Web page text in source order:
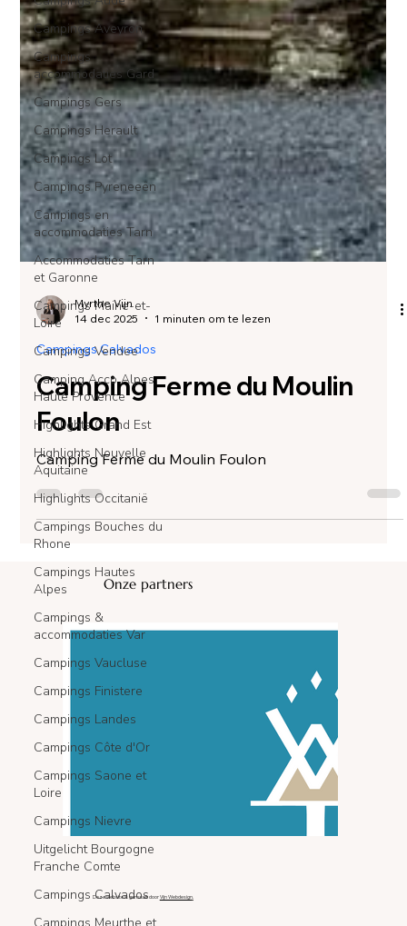
Campings Aveyron
Campings
accommodaties Gard
Campings Gers
Campings Herault
Campings Lot
Campings Pyreneeën
Campings en
accommodaties Tarn
Accommodaties Tarn
et Garonne
Campings Maine-et-
Loire
Campings Vendee
Camping Acco Alpes
Haute Provence
Highlights Grand Est
Highlights Nouvelle
Aquitaine
Highlights Occitanië
Campings Bouches du
Rhone
Campings Hautes
Alpes
Campings &
accommodaties Var
Campings Vaucluse
Campings Finistere
Campings Landes
Campings Côte d'Or
Campings Saone et
Loire
Campings Nievre
Uitgelicht Bourgogne
Franche Comte
Campings Calvados
Myrthe Vijn
14 dec 2025
Campings Calvados
Camping Ferme du Moulin
Foulon
Onze partners